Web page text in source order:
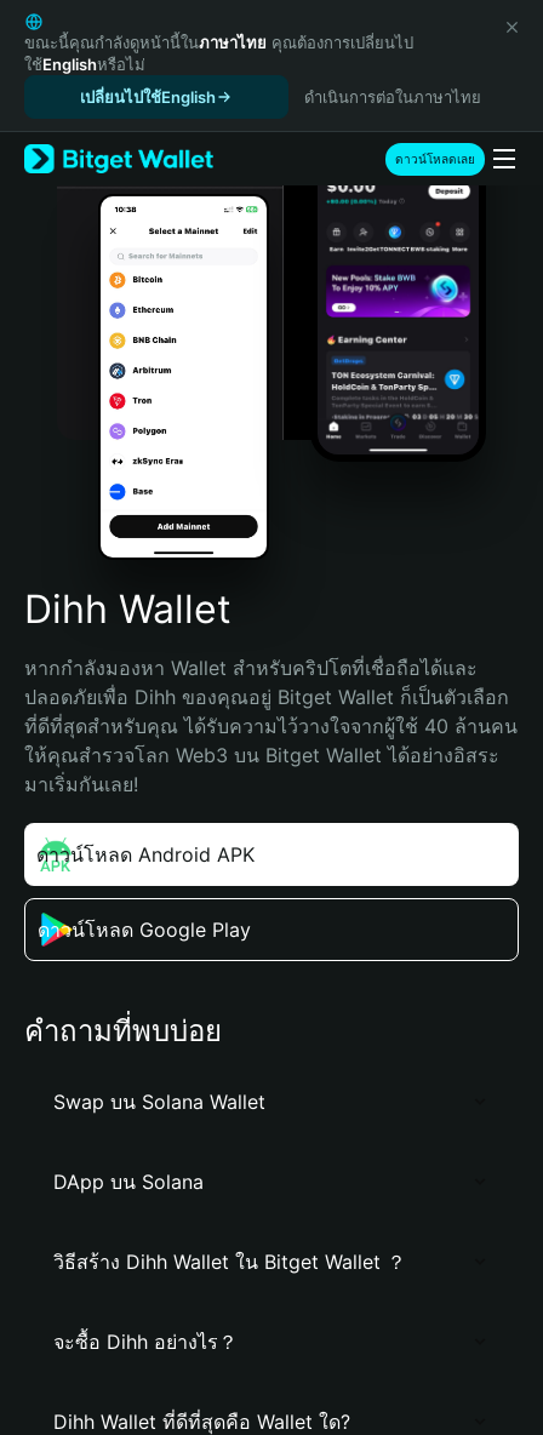
English
日本語
Tiếng Việt
Español (Latinoamérica)
Türkçe
Italiano
Português (Portugal)
Bahasa Indonesia
Português (Brasil)
Español (Argentina)
ขณะนี้คุณกำลังดูหน้านี้ในภาษาไทย คุณต้องการเปลี่ยนไป
ใช้Englishหรือไม่
เปลี่ยนไปใช้English
ดำเนินการต่อในภาษาไทย
ดาวน์โหลดเลย
Dihh Wallet
หากกำลังมองหา Wallet สำหรับคริปโตที่เชื่อถือได้และ
ปลอดภัยเพื่อ Dihh ของคุณอยู่ Bitget Wallet ก็เป็นตัวเลือก
ที่ดีที่สุดสำหรับคุณ ได้รับความไว้วางใจจากผู้ใช้ 40 ล้านคน
ให้คุณสำรวจโลก Web3 บน Bitget Wallet ได้อย่างอิสระ
มาเริ่มกันเลย!
ดาวน์โหลด Android APK
ดาวน์โหลด Google Play
คำถามที่พบบ่อย
Swap บน Solana Wallet
DApp บน Solana
วิธีสร้าง Dihh Wallet ใน Bitget Wallet ？
จะซื้อ Dihh อย่างไร？
Dihh Wallet ที่ดีที่สุดคือ Wallet ใด?